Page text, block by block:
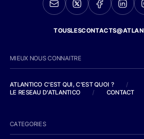
MIEUX NOUS CONNAITRE
ATLANTICO C'EST QUI, C'EST QUOI ?
/
LE RESEAU D'ATLANTICO
/ CONTACT
CATEGORIES